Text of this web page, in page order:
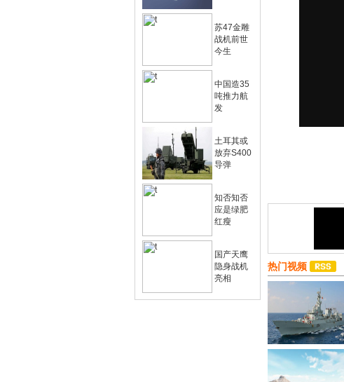
苏47金雕
战机前世
今生
中国造35
吨推力航
发
土耳其或
放弃S400
导弹
知否知否
应是绿肥
红瘦
国产天鹰
隐身战机
亮相
热门视频